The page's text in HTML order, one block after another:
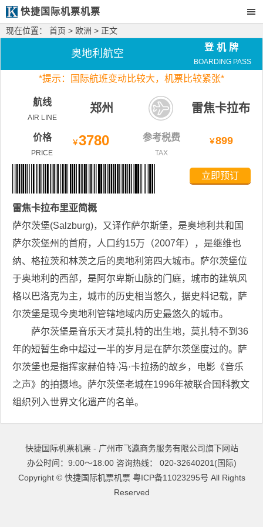
快捷国际机票机票
现在位置： 首页 > 欧洲 > 正文
奥地利航空
登机牌
BOARDING PASS
*提示：国际航班变动比较大， 机票比较紧张*
航线
AIR LINE
郑州 雷焦卡拉布
里亚
价格
PRICE
￥3780 参考税费
TAX
￥899
立即预订
雷焦卡拉布里亚简概
萨尔茨堡(Salzburg)，又译作萨尔斯堡，是奥地利共和国
萨尔茨堡州的首府，人口约15万（2007年），是继维也
纳、格拉茨和林茨之后的奥地利第四大城市。萨尔茨堡位
于奥地利的西部，是阿尔卑斯山脉的门庭，城市的建筑风
格以巴洛克为主，城市的历史相当悠久，据史料记载，萨
尔茨堡是现今奥地利管辖地域内历史最悠久的城市。
萨尔茨堡是音乐天才莫扎特的出生地，莫扎特不到36
年的短暂生命中超过一半的岁月是在萨尔茨堡度过的。萨
尔茨堡也是指挥家赫伯特·冯·卡拉扬的故乡，电影《音乐
之声》的拍摄地。萨尔茨堡老城在1996年被联合国科教文
组织列入世界文化遗产的名单。
快捷国际机票机票 - 广州市飞瀛商务服务有限公司旗下网站
办公时间：9:00～18:00 咨询热线： 020-32640201(国际)
Copyright © 快捷国际机票机票 粤ICP备11023295号 All Rights
Reserved